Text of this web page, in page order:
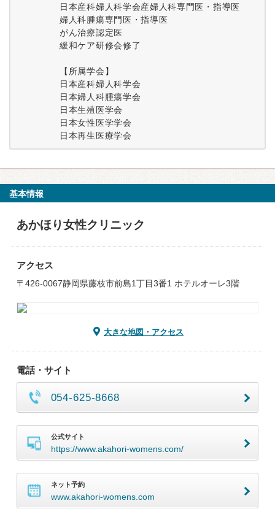
日本産科婦人科学会産婦人科専門医・指導医
婦人科腫瘍専門医・指導医
がん治療認定医
緩和ケア研修会修了
【所属学会】
日本産科婦人科学会
日本婦人科腫瘍学会
日本生殖医学会
日本女性医学学会
日本再生医療学会
基本情報
あかほり女性クリニック
アクセス
〒426-0067静岡県藤枝市前島1丁目3番1 ホテルオーレ3階
大きな地図・アクセス
電話・サイト
054-625-8668
公式サイト
https://www.akahori-womens.com/
ネット予約
www.akahori-womens.com